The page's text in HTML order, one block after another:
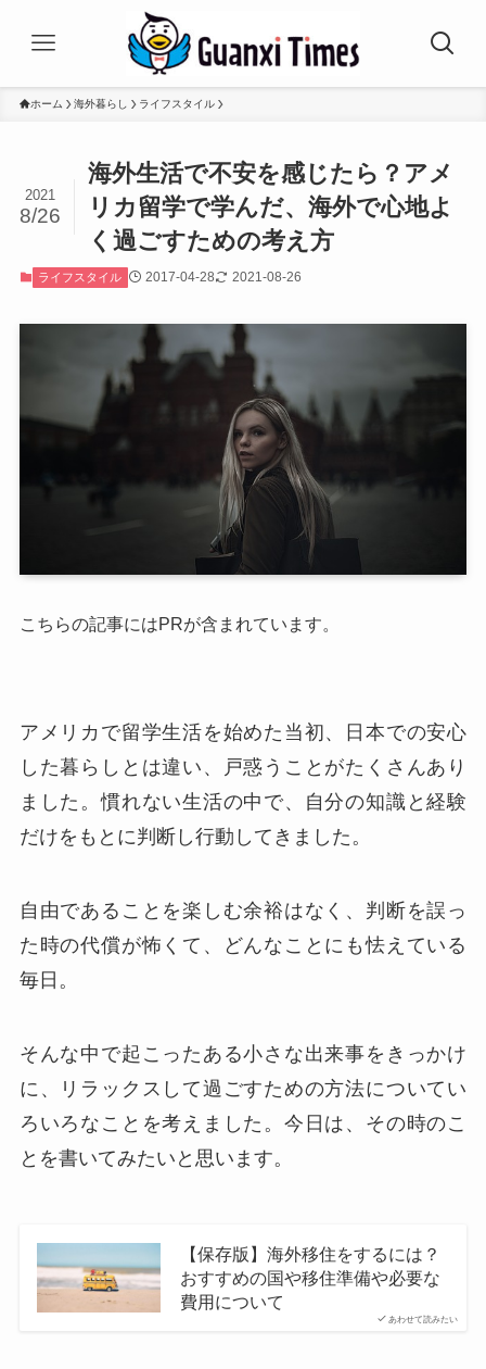
ホーム 海外暮らし ライフスタイル
海外生活で不安を感じたら？アメ
リカ留学で学んだ、海外で心地よ
く過ごすための考え方
2021
8/26
ライフスタイル 2017-04-28 2021-08-26
こちらの記事にはPRが含まれています。
アメリカで留学生活を始めた当初、日本での安心
した暮らしとは違い、戸惑うことがたくさんあり
ました。慣れない生活の中で、自分の知識と経験
だけをもとに判断し行動してきました。
自由であることを楽しむ余裕はなく、判断を誤っ
た時の代償が怖くて、どんなことにも怯えている
毎日。
そんな中で起こったある小さな出来事をきっかけ
に、リラックスして過ごすための方法についてい
ろいろなことを考えました。今日は、その時のこ
とを書いてみたいと思います。
あわせて読みたい
【保存版】海外移住をするには？
おすすめの国や移住準備や必要な
費用について